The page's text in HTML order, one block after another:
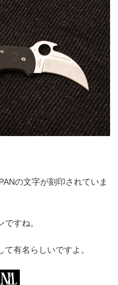
の文字が刻印されていま
すね。
有名らしいですよ。